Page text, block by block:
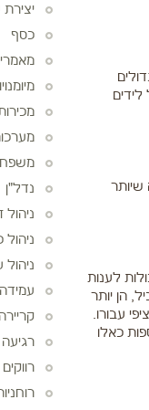
שיותר
לענות
הן יותר
עבורו.
כאלו
כסף
נדל"ן
ניהול
ניהול
רגיעה